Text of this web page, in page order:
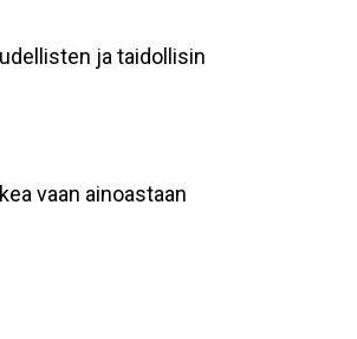
ja taidollisin
vaan ainoastaan